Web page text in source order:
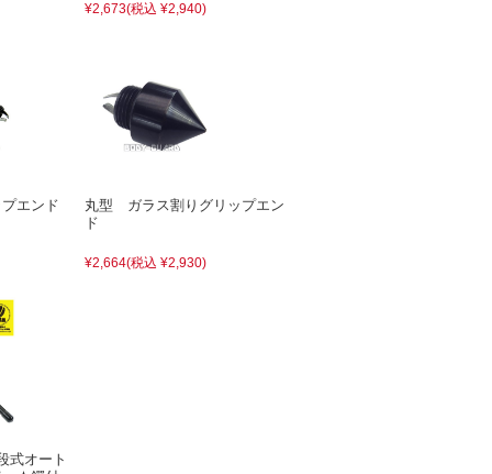
¥2,673(税込 ¥2,940)
プエンド
丸型 ガラス割りグリップエン
ド
¥2,664(税込 ¥2,930)
式オート